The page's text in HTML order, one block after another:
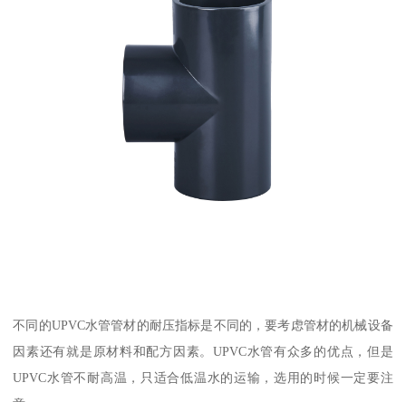
不同的UPVC水管管材的耐压指标是不同的，要考虑管材的机械设备
因素还有就是原材料和配方因素。UPVC水管有众多的优点，但是
UPVC水管不耐高温，只适合低温水的运输，选用的时候一定要注